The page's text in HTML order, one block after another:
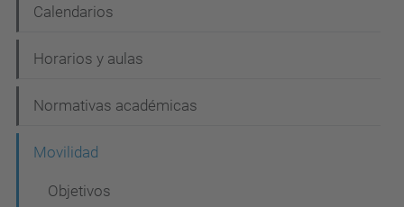
Calendarios
Horarios y aulas
Normativas académicas
Movilidad
Objetivos